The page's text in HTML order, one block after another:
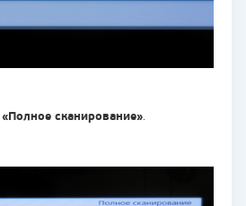
«Полное сканирование».